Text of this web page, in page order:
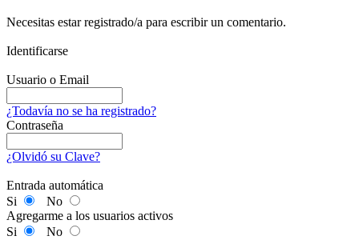
Necesitas estar registrado/a para escribir un comentario.
Identificarse
Usuario o Email
¿Todavía no se ha registrado?
Contraseña
¿Olvidó su Clave?
Entrada automática
Si
No
Agregarme a los usuarios activos
Si
No